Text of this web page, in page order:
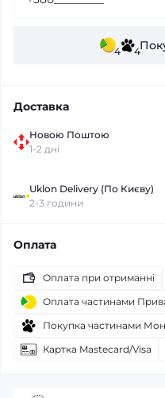
4 4
Доставка
Новою Поштою
1-2 дні
Uklon Delivery (По Києву)
2-3 години
Оплата
Оплата при отриманні
Оплата частинами
Покупка частинами
Картка Mastecard/Visa